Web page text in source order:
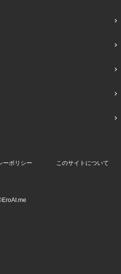
ーポリシー このサイトについて